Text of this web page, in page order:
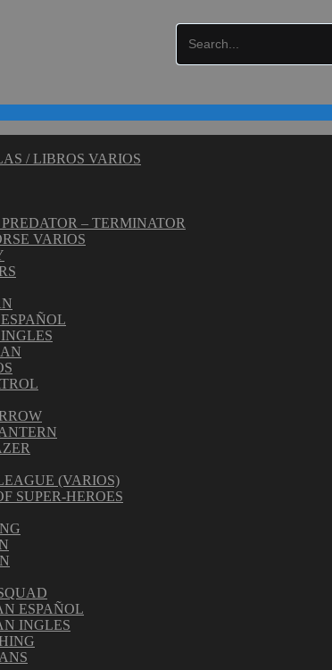
/ LIBROS VARIOS
– TERMINATOR
VARIOS
(VARIOS)
SUPER-HEROES
ESPAÑOL
INGLES